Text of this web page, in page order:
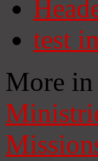
test
More in